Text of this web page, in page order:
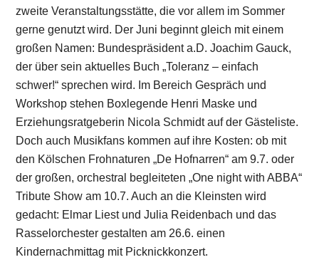
zweite Veranstaltungsstätte, die vor allem im Sommer
gerne genutzt wird. Der Juni beginnt gleich mit einem
großen Namen: Bundespräsident a.D. Joachim Gauck,
der über sein aktuelles Buch „Toleranz – einfach
schwer!“ sprechen wird. Im Bereich Gespräch und
Workshop stehen Boxlegende Henri Maske und
Erziehungsratgeberin Nicola Schmidt auf der Gästeliste.
Doch auch Musikfans kommen auf ihre Kosten: ob mit
den Kölschen Frohnaturen „De Hofnarren“ am 9.7. oder
der großen, orchestral begleiteten „One night with ABBA“
Tribute Show am 10.7. Auch an die Kleinsten wird
gedacht: Elmar Liest und Julia Reidenbach und das
Rasselorchester gestalten am 26.6. einen
Kindernachmittag mit Picknickkonzert.